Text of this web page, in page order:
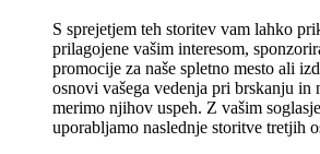
S sprejetjem teh storitev vam lahko
prilagojene vašim interesom,
promocije za naše spletno mesto ali
osnovi vašega vedenja pri brskanju in
merimo njihov uspeh. Z vašim
uporabljamo naslednje storitve tretjih